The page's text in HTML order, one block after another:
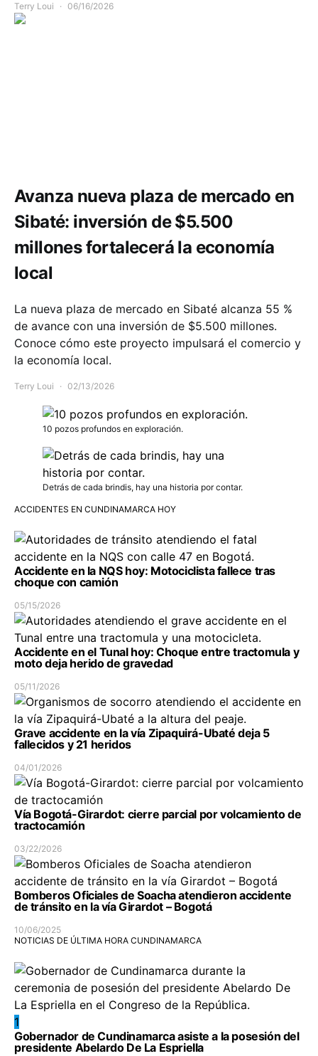
Terry Loui 06/16/2026
Avanza nueva plaza de mercado en
Sibaté: inversión de $5.500
millones fortalecerá la economía
local
La nueva plaza de mercado en Sibaté alcanza 55 %
de avance con una inversión de $5.500 millones.
Conoce cómo este proyecto impulsará el comercio y
la economía local.
Terry Loui 02/13/2026
10 pozos profundos en exploración.
Detrás de cada brindis, hay una historia por contar.
ACCIDENTES EN CUNDINAMARCA HOY
Accidente en la NQS hoy: Motociclista fallece tras
choque con camión
05/15/2026
Accidente en el Tunal hoy: Choque entre tractomula y
moto deja herido de gravedad
05/11/2026
Grave accidente en la vía Zipaquirá-Ubaté deja 5
fallecidos y 21 heridos
04/01/2026
Vía Bogotá-Girardot: cierre parcial por volcamiento de
tractocamión
03/22/2026
Bomberos Oficiales de Soacha atendieron accidente
de tránsito en la vía Girardot – Bogotá
10/06/2025
NOTICIAS DE ÚLTIMA HORA CUNDINAMARCA
1
Gobernador de Cundinamarca asiste a la posesión del
presidente Abelardo De La Espriella